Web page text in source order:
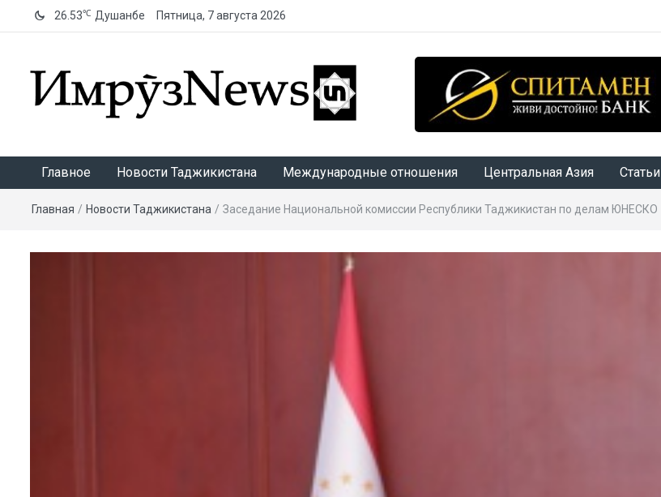
26.53℃ Душанбе Пятница, 7 августа 2026
Главное Новости Таджикистана Международные отношения Центральная Азия Статьи
Главная / Новости Таджикистана / Заседание Национальной комиссии Республики Таджикистан по делам ЮНЕСКО